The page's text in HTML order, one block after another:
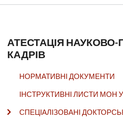
АТЕСТАЦІЯ НАУКОВО-
КАДРІВ
НОРМАТИВНІ ДОКУМЕНТИ
ІНСТРУКТИВНІ ЛИСТИ МОН
СПЕЦІАЛІЗОВАНІ